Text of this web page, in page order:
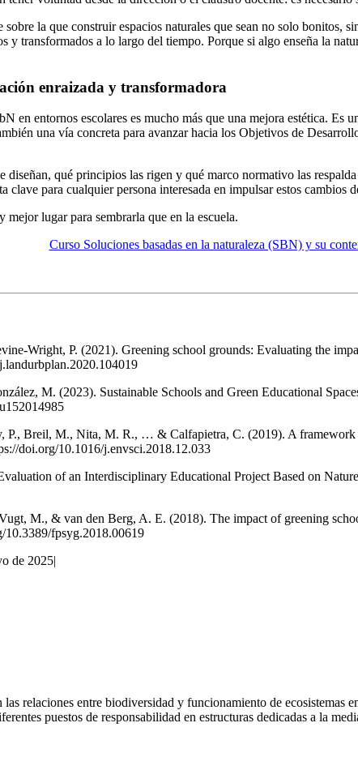
la que construir espacios naturales que sean no solo bonitos,
y transformados a lo largo del tiempo. Porque si algo enseña la
enraizada y transformadora
en entornos escolares es mucho más que una mejora estética.
una vía concreta para avanzar hacia los Objetivos de
qué principios las rigen y qué marco normativo las
clave para cualquier persona interesada en impulsar estos cambios
lugar para sembrarla que en la escuela.
Curso Soluciones basadas en la naturaleza (SBN) y su
Wright, P. (2021). Greening school grounds: Evaluating the
M. (2023). Sustainable Schools and Green Educational
Breil, M., Nita, M. R., … & Calfapietra, C. (2019). A framework
doi.org/10.1016/j.envsci.2018.12.033
of an Interdisciplinary Educational Project Based on
M., & van den Berg, A. E. (2018). The impact of greening
10.3389/fpsyg.2018.00619
de 2025|
relaciones entre biodiversidad y funcionamiento de
puestos de responsabilidad en estructuras dedicadas a la